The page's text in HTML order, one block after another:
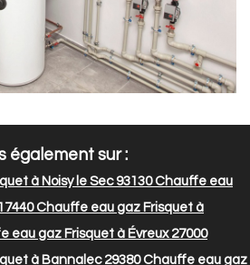
également sur :
à Noisy le Sec 93130Chauffe eau
Chauffe eau gaz Frisquet à
eau gaz Frisquet à Évreux 27000
à Bannalec 29380Chauffe eau gaz